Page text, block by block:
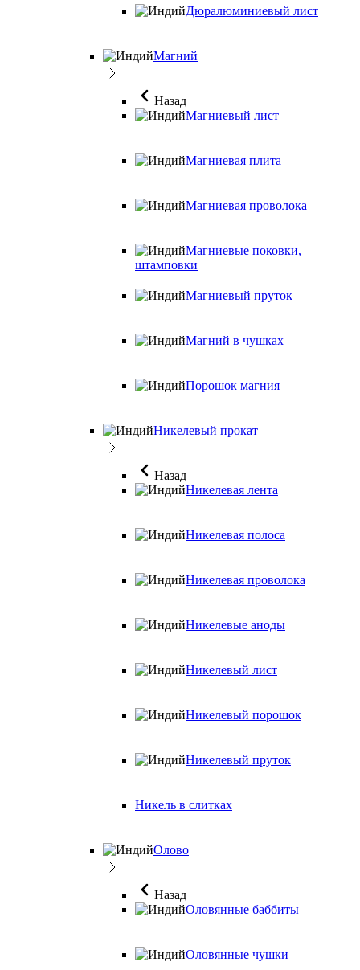
Дюралюминиевый лист
Магний
Назад
Магниевый лист
Магниевая плита
Магниевая проволока
Магниевые поковки,
штамповки
Магниевый пруток
Магний в чушках
Порошок магния
Никелевый прокат
Назад
Никелевая лента
Никелевая полоса
Никелевая проволока
Никелевые аноды
Никелевый лист
Никелевый порошок
Никелевый пруток
Никель в слитках
Олово
Назад
Оловянные баббиты
Оловянные чушки